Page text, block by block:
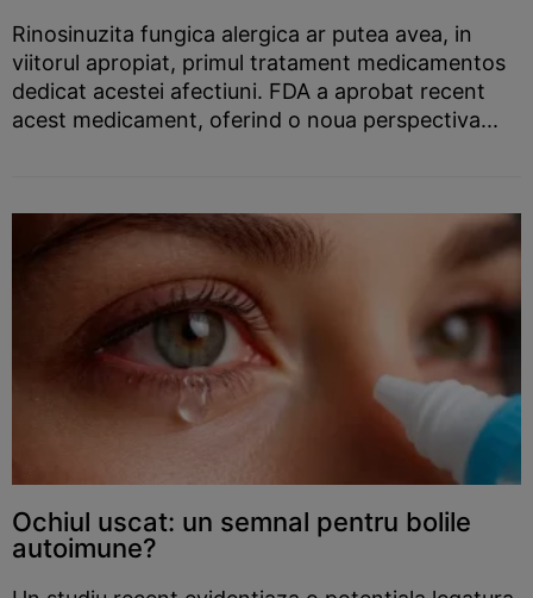
Rinosinuzita fungica alergica ar putea avea, in
viitorul apropiat, primul tratament medicamentos
dedicat acestei afectiuni. FDA a aprobat recent
acest medicament, oferind o noua perspectiva...
Ochiul uscat: un semnal pentru bolile
autoimune?